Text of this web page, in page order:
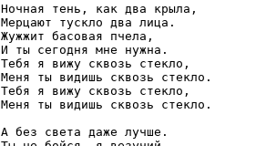
Ночная тень, как два крыла,
Мерцают тускло два лица.
Жужжит басовая пчела,
И ты сегодня мне нужна.
Тебя я вижу сквозь стекло,
Меня ты видишь сквозь стекло.
Тебя я вижу сквозь стекло,
Меня ты видишь сквозь стекло.
А без света даже лучше.